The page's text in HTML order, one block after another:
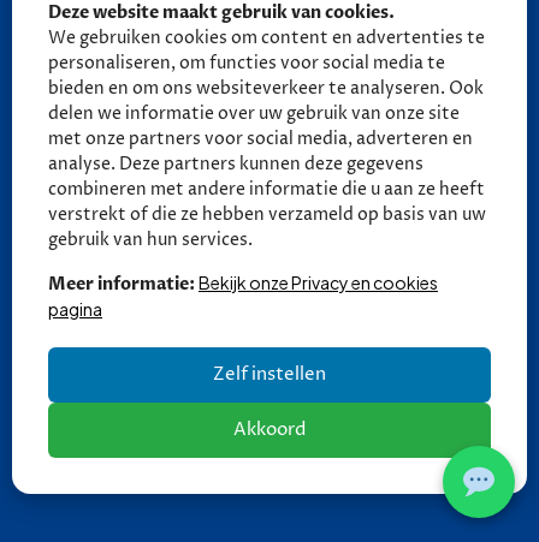
Deze website maakt gebruik van cookies.
We gebruiken cookies om content en advertenties te
personaliseren, om functies voor social media te
bieden en om ons websiteverkeer te analyseren. Ook
delen we informatie over uw gebruik van onze site
met onze partners voor social media, adverteren en
analyse. Deze partners kunnen deze gegevens
combineren met andere informatie die u aan ze heeft
verstrekt of die ze hebben verzameld op basis van uw
gebruik van hun services.
Meer informatie: Bekijk onze Privacy en cookies
pagina
Zelf instellen
Akkoord
06 - 27 58 27 18 (tot 21:30)
06 - 27 58 27 18 (tot 21:30)
Ma - Vr: 09:00 - 17:00
Za: 10:00 - 13:30
Zo: Gesloten
Privacy en
Automotive website